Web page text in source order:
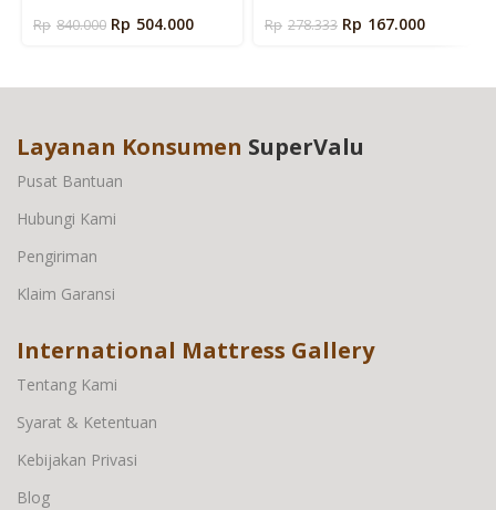
Rp 840.000 Rp 504.000 Rp 278.333 Rp 167.000
Layanan Konsumen SuperValu
Pusat Bantuan
Hubungi Kami
Pengiriman
Klaim Garansi
International Mattress Gallery
Tentang Kami
Syarat & Ketentuan
Kebijakan Privasi
Blog